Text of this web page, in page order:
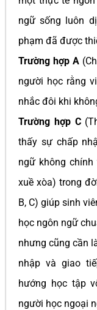
ngữ sống luôn
phạm đã được
Trường hợp A
người học rằng
nhắc đôi khi
Trường hợp C
thấy sự chấp
ngữ không
xuề xòa) trong
B, C) giúp sinh
học ngôn ngữ
nhưng cũng cần
nhập và giao
hướng học tập
người học ngoại